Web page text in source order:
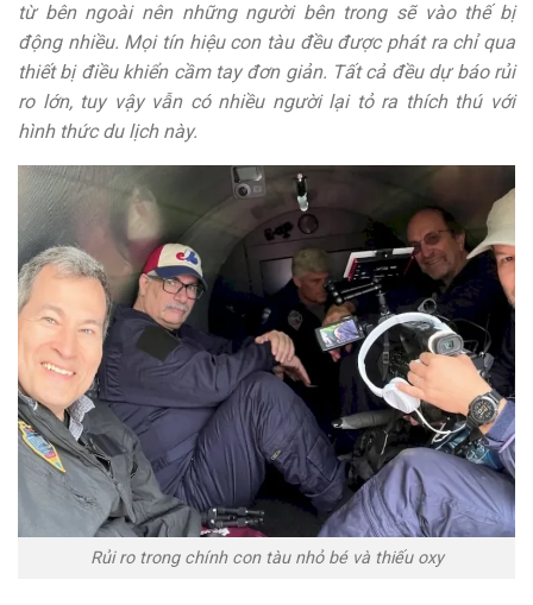
từ bên ngoài nên những người bên trong sẽ vào thế bị
động nhiều. Mọi tín hiệu con tàu đều được phát ra chỉ qua
thiết bị điều khiển cầm tay đơn giản. Tất cả đều dự báo rủi
ro lớn, tuy vậy vẫn có nhiều người lại tỏ ra thích thú với
hình thức du lịch này.
Rủi ro trong chính con tàu nhỏ bé và thiếu oxy